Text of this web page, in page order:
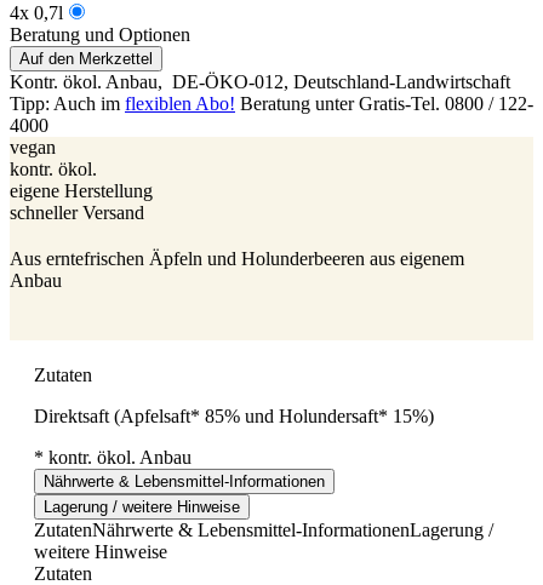
4x 0,7l
Beratung und Optionen
Auf den Merkzettel
Kontr. ökol. Anbau, DE-ÖKO-012, Deutschland-Landwirtschaft
Tipp: Auch im flexiblen Abo! Beratung unter Gratis-Tel. 0800 / 122-
4000
vegan
kontr. ökol.
eigene Herstellung
schneller Versand
Aus erntefrischen Äpfeln und Holunderbeeren aus eigenem
Anbau
Zutaten
Direktsaft (Apfelsaft* 85% und Holundersaft* 15%)
* kontr. ökol. Anbau
Nährwerte & Lebensmittel-Informationen
Lagerung / weitere Hinweise
ZutatenNährwerte & Lebensmittel-InformationenLagerung /
weitere Hinweise
Zutaten